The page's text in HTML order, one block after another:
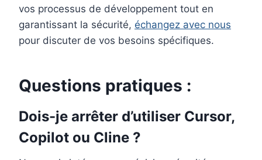
vos processus de développement tout en
garantissant la sécurité, échangez avec nous
pour discuter de vos besoins spécifiques.
Questions pratiques :
Dois-je arrêter d’utiliser Cursor,
Copilot ou Cline ?